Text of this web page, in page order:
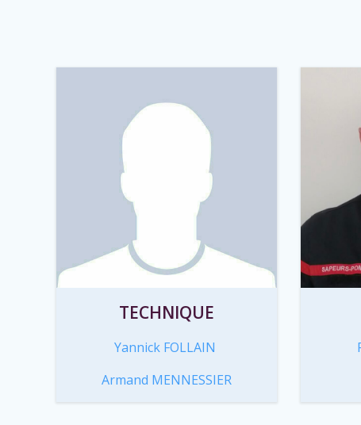
TECHNIQUE
Yannick FOLLAIN
Armand MENNESSIER